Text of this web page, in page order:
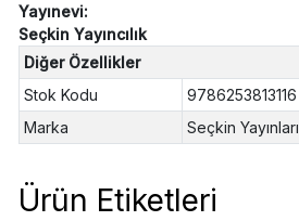
Yayınevi:
Seçkin Yayıncılık
Diğer Özellikler
Stok Kodu
9786253813116
Marka
Seçkin Yayınları
Ürün Etiketleri